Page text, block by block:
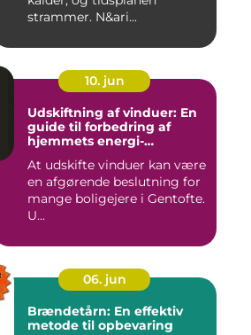
strammer. N&ari...
10. jun
Udskiftning af vinduer: En
guide til forbedring af
hjemmets energi-
At udskifte vinduer kan være
en afgørende beslutning for
mange boligejere i Gentofte.
U...
06. jun
Brændetårn: En effektiv
metode til opbevaring